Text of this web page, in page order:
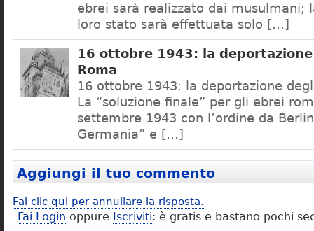
ebrei sarà realizzato dai musulmani;
loro stato sarà effettuata solo […]
16 ottobre 1943: la
Roma
16 ottobre 1943: la deportazione
La “soluzione finale” per gli ebrei
settembre 1943 con l’ordine da
Germania” e […]
Aggiungi il tuo commento
Fai clic qui per annullare la risposta.
Fai Login oppure Iscriviti: è gratis e bastano pochi